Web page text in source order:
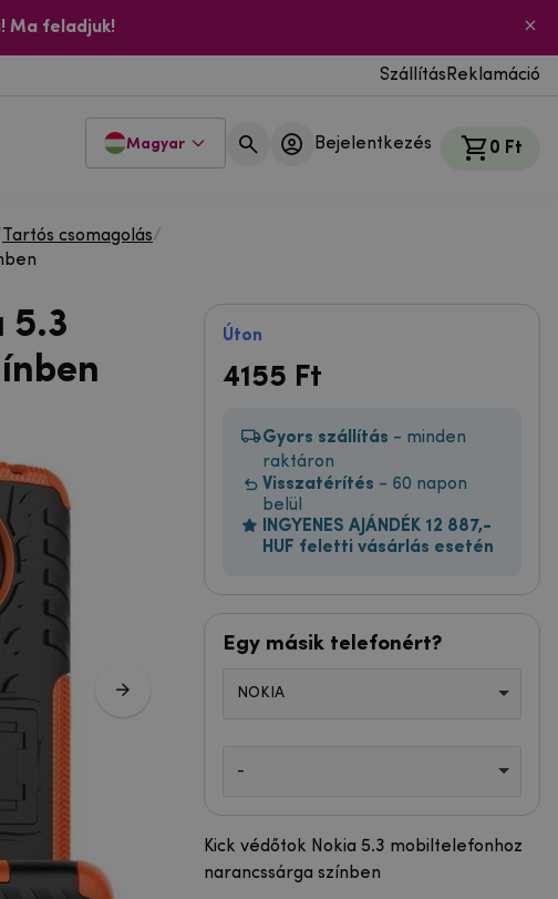
Ma feladjuk!
Szállítás Reklamáció
Magyar Bejelentkezés 0 Ft
Tartós csomagolás/
5.3
Úton
4155 Ft
Gyors szállítás - minden
raktáron
Visszatérítés - 60 napon
belül
INGYENES AJÁNDÉK 12 887,-
HUF feletti vásárlás esetén
Egy másik telefonért?
NOKIA
-
Kick védőtok Nokia 5.3 mobiltelefonhoz
narancssárga színben